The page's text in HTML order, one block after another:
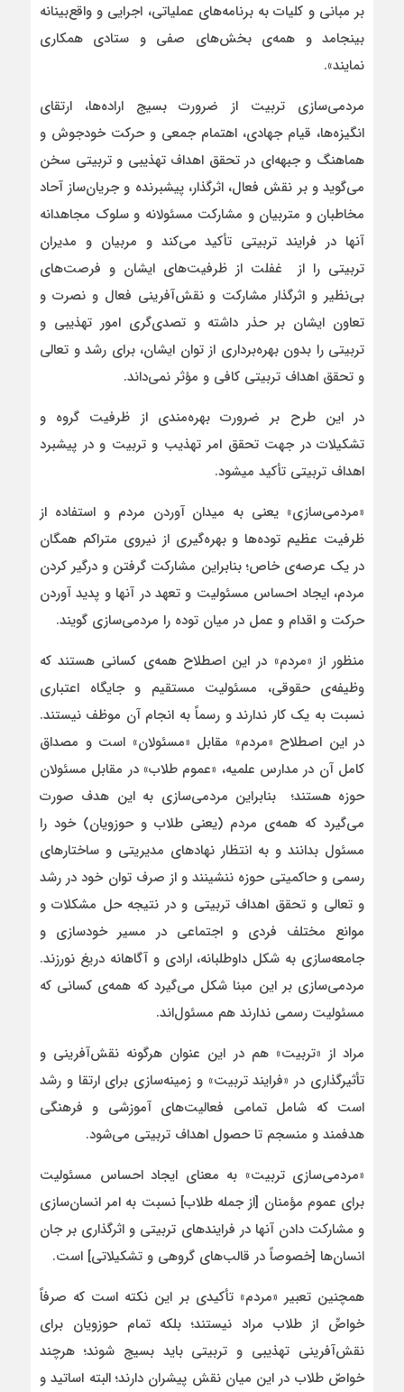
بر مبانی و کلیات به برنامه‌های عملیاتی، اجرایی و واقع‌بینانه
بینجامد و همه‌ی بخش‌های صفی و ستادی همکاری
نمایند».
مردمی‌سازی تربیت از ضرورت بسیج اراده‌ها، ارتقای
انگیزه‌ها، قیام جهادی، اهتمام جمعی و حرکت خودجوش و
هماهنگ و جبهه‌ای در تحقق اهداف تهذیبی و تربیتی سخن
می‌گوید و بر نقش فعال، اثرگذار، پیشبرنده و جریان‌ساز آحاد
مخاطبان و متربیان و مشارکت مسئولانه و سلوک مجاهدانه
آنها در فرایند تربیتی تأکید می‌کند و مربیان و مدیران
تربیتی را از غفلت از ظرفیت‌های ایشان و فرصت‌های
بی‌نظیر و اثرگذار مشارکت و نقش‌آفرینی فعال و نصرت و
تعاون ایشان بر حذر داشته و تصدی‌گری امور تهذیبی و
تربیتی را بدون بهره‌برداری از توان ایشان، برای رشد و تعالی
و تحقق اهداف تربیتی کافی و مؤثر نمی‌داند.
در این طرح بر ضرورت بهره‌مندی از ظرفیت گروه و
تشکیلات در جهت تحقق امر تهذیب و تربیت و در پیشبرد
اهداف تربیتی تأکید میشود.
«مردمی‌سازی» یعنی به میدان آوردن مردم و استفاده از
ظرفیت عظیم توده‌ها و بهره‌گیری از نیروی متراکم همگان
در یک عرصه‌ی خاص؛ بنابراین مشارکت گرفتن و درگیر کردن
مردم، ایجاد احساس مسئولیت و تعهد در آنها و پدید آوردن
حرکت و اقدام و عمل در میان توده را مردمی‌سازی گویند.
منظور از «مردم» در این اصطلاح همه‌ی کسانی هستند که
وظیفه‌ی حقوقی، مسئولیت مستقیم و جایگاه اعتباری
نسبت به یک کار ندارند و رسماً به انجام آن موظف نیستند.
در این اصطلاح «مردم» مقابل «مسئولان» است و مصداق
کامل آن در مدارس علمیه، «عموم طلاب»‌ در مقابل مسئولان
حوزه هستند؛ بنابراین مردمی‌سازی به این هدف صورت
می‌گیرد که همه‌ی مردم (یعنی طلاب و حوزویان) خود را
مسئول بدانند و به انتظار نهادهای مدیریتی و ساختارهای
رسمی و حاکمیتی حوزه ننشینند و از صرف توان خود در رشد
و تعالی و تحقق اهداف تربیتی و در نتیجه حل مشکلات و
موانع مختلف فردی و اجتماعی در مسیر خودسازی و
جامعه‌سازی به شکل داوطلبانه، ارادی و آگاهانه دریغ نورزند.
مردمی‌سازی بر این مبنا شکل می‌گیرد که همه‌ی کسانی که
مسئولیت رسمی ندارند هم مسئول‌اند.
مراد از «تربیت» هم در این عنوان هرگونه نقش‌آفرینی و
تأثیرگذاری در «فرایند تربیت» و زمینه‌سازی برای ارتقا و رشد
است که شامل تمامی فعالیت‌های آموزشی و فرهنگی
هدفمند و منسجم تا حصول اهداف تربیتی می‌شود.
«مردمی‌سازی تربیت» به معنای ایجاد احساس مسئولیت
برای عموم مؤمنان [از جمله طلاب] نسبت به امر انسان‌سازی
و مشارکت دادن آنها در فرایندهای تربیتی و اثرگذاری بر جان
انسان‌ها [خصوصاً در قالب‌های گروهی و تشکیلاتی] است.
همچنین تعبیر «مردم» تأکیدی بر این نکته است که صرفاً
خواصِّ از طلاب مراد نیستند؛ بلکه تمام حوزویان برای
نقش‌آفرینی تهذیبی و تربیتی باید بسیج شوند؛ هرچند
خواصّ طلاب در این میان نقش پیشران دارند؛ البته اساتید و